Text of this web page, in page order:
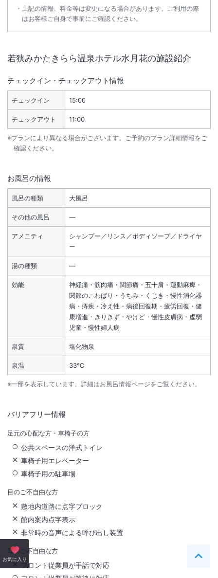
上記の情報、料金等は変更になる場合があります。ご利用の際
はお客様ご自身で事前にご確認ください。
若狭みかたきらら温泉ホテル水月花の施設紹介
チェックイン・チェックアウト情報
チェックイン 15:00
チェックアウト 11:00
※プランにより異なる場合がございます。ご予約のプラン詳細情報をご
確認ください。
お風呂の情報
風呂の種類 大風呂
その他の風呂 ―
アメニティ
シャンプー／リンス／ボディソープ／ドライヤ
ー
湯の種類 ―
効能
神経痛・筋肉痛・関節痛・五十肩・運動麻痺・
関節のこわばり・うちみ・くじき・慢性消化器
病・痔疾・冷え性・病後回復期・疲労回復・健
康増進・きりきず・やけど・慢性皮膚病・虚弱
児童・慢性婦人病
泉質 塩化物泉
泉温 33℃
※一部を表示しています。詳細はお風呂情報ページをご覧ください。
バリアフリー情報
足元の心配な方・車椅子の方
公共スペースの洋式トイレ
車椅子用エレベーター
車椅子用の駐車場
目のご不自由な方
敷地内道路に点字ブロック
館内案内点字表示
非常時の音声による呼び出し装置
耳のご不自由な方
フロント従業員が手話で対応
お気に入り ペー